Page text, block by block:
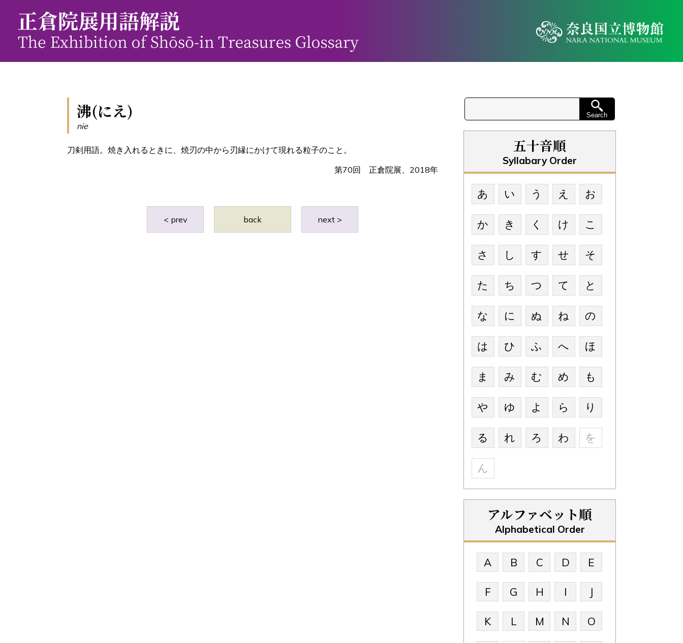
沸(にえ)
nie
刀剣用語。焼き入れるときに、焼刃の中から刃縁にかけて現れる粒子のこと。
第70回 正倉院展、2018年
< prev back next >
五十音順
Syllabary Order
あ い う え お
か き く け こ
さ し す せ そ
た ち つ て と
な に ぬ ね の
は ひ ふ へ ほ
ま み む め も
や ゆ よ ら り
る れ ろ わ を
ん
アルファベット順
Alphabetical Order
A B C D E
F G H I J
K L M N O